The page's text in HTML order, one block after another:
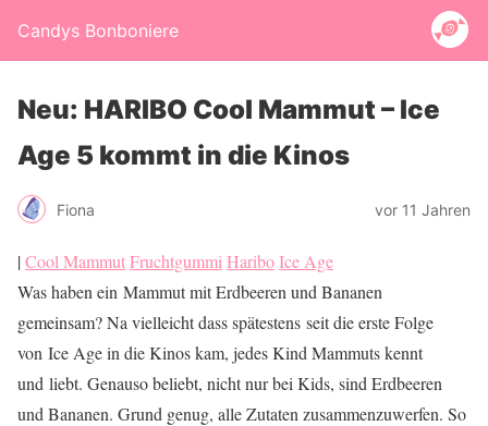
Candys Bonboniere
Neu: HARIBO Cool Mammut – Ice
Age 5 kommt in die Kinos
Fiona vor 11 Jahren
|Cool MammutFruchtgummi HariboIce Age
Was haben ein Mammut mit Erdbeeren und Bananen
gemeinsam? Na vielleicht dass spätestens seit die erste Folge
von Ice Age in die Kinos kam, jedes Kind Mammuts kennt
und liebt. Genauso beliebt, nicht nur bei Kids, sind Erdbeeren
und Bananen. Grund genug, alle Zutaten zusammenzuwerfen. So